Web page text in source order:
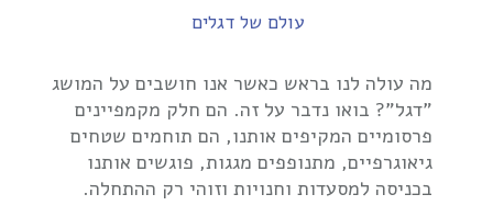
עולם של דגלים
מה עולה לנו בראש כאשר אנו חושבים על המושג
"דגל"? בואו נדבר על זה. הם חלק מקמפיינים
פרסומיים המקיפים אותנו, הם תוחמים שטחים
גיאוגרפיים, מתנופפים מגגות, פוגשים אותנו
בכניסה למסעדות וחנויות וזוהי רק ההתחלה.